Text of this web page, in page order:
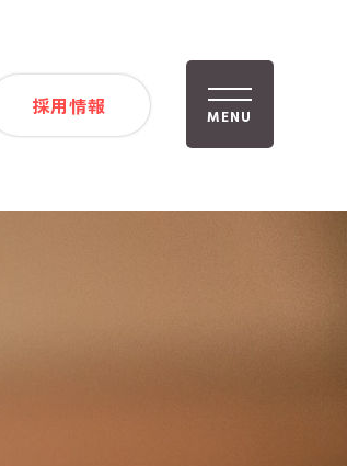
MENU
採用情報